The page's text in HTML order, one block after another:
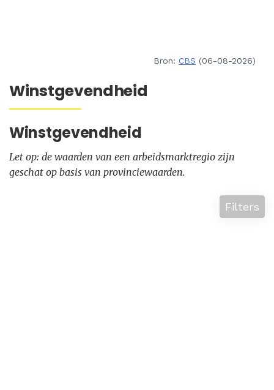
Bron: CBS (06-08-2026)
Winstgevendheid
Winstgevendheid
Let op: de waarden van een arbeidsmarktregio zijn
geschat op basis van provinciewaarden.
Filters